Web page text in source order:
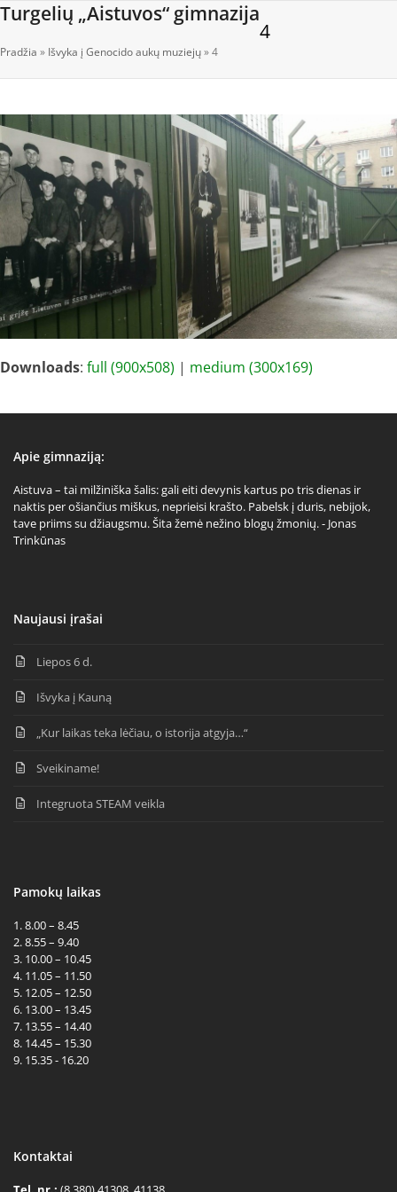
Skip
content
Turgelių „Aistuvos“ gimnazija
Open
mobile
Close
mobile
4
Pradžia » Išvyka į Genocido aukų muziejų»4
Downloads: full (900x508) | medium (300x169)
Apie gimnaziją:
Aistuva – tai milžiniška šalis: gali eiti devynis kartus po tris dienas ir
naktis per ošiančius miškus, neprieisi krašto. Pabelsk į duris, nebijok,
tave priims su džiaugsmu. Šita žemė nežino blogų žmonių. - Jonas
Trinkūnas
Naujausi įrašai
Liepos 6 d.
Išvyka į Kauną
„Kur laikas teka lėčiau, o istorija atgyja…“
Sveikiname!
Integruota STEAM veikla
Pamokų laikas
1. 8.00 – 8.45
2. 8.55 – 9.40
3. 10.00 – 10.45
4. 11.05 – 11.50
5. 12.05 – 12.50
6. 13.00 – 13.45
7. 13.55 – 14.40
8. 14.45 – 15.30
9. 15.35 - 16.20
Kontaktai